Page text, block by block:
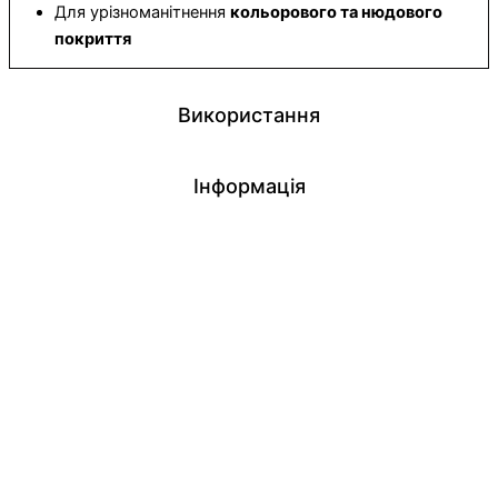
Використання
Інформація
Для урізноманітнення кольорового та нюдового
покриття